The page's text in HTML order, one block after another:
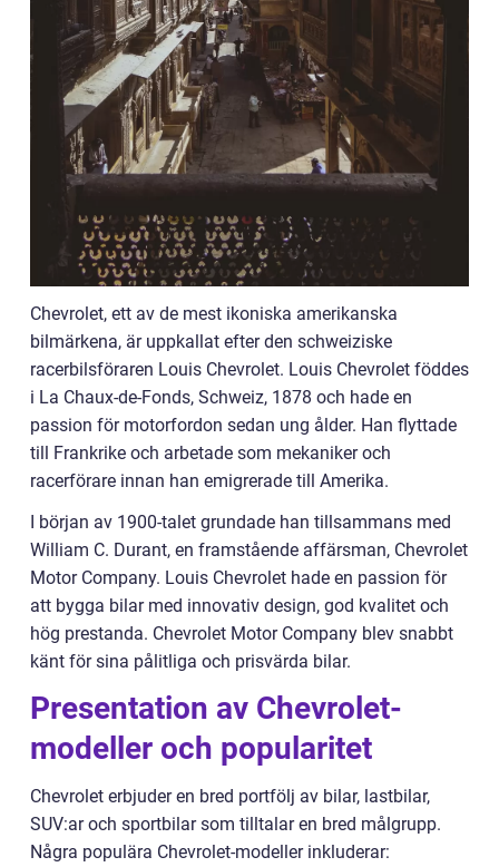
Chevrolet, ett av de mest ikoniska amerikanska
bilmärkena, är uppkallat efter den schweiziske
racerbilsföraren Louis Chevrolet. Louis Chevrolet föddes
i La Chaux-de-Fonds, Schweiz, 1878 och hade en
passion för motorfordon sedan ung ålder. Han flyttade
till Frankrike och arbetade som mekaniker och
racerförare innan han emigrerade till Amerika.
I början av 1900-talet grundade han tillsammans med
William C. Durant, en framstående affärsman, Chevrolet
Motor Company. Louis Chevrolet hade en passion för
att bygga bilar med innovativ design, god kvalitet och
hög prestanda. Chevrolet Motor Company blev snabbt
känt för sina pålitliga och prisvärda bilar.
Presentation av Chevrolet-
modeller och popularitet
Chevrolet erbjuder en bred portfölj av bilar, lastbilar,
SUV:ar och sportbilar som tilltalar en bred målgrupp.
Några populära Chevrolet-modeller inkluderar: